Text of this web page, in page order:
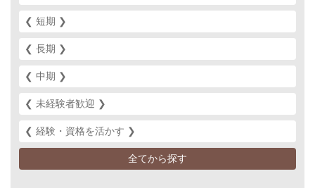
❮ 短期 ❯‎
❮ 長期 ❯‎
❮ 中期 ❯‎
❮ 未経験者歓迎 ❯‎
❮ 経験・資格を活かす ❯‎
全てから探す